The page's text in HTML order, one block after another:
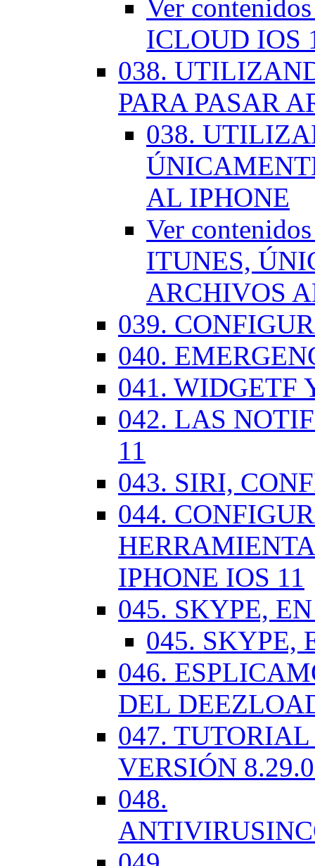
Ver
ICLOUD IOS
038.
PARA PASAR
038.
AL IPHONE
Ver
ITUNES,
ARCHIVOS
039.
040.
041. WIDGETF
042. LAS
11
043. SIRI,
044.
IPHONE IOS 11
045. SKYPE,
045. SKYPE,
046.
DEL
047.
VERSIÓN
048.